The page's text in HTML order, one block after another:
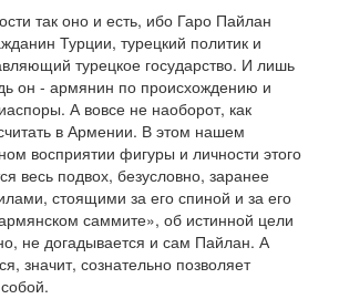
так оно и есть, ибо Гаро Пайлан
Турции, турецкий политик и
турецкое государство. И лишь
он - армянин по происхождению и
А вовсе не наоборот, как
в Армении. В этом нашем
восприятии фигуры и личности этого
весь подвох, безусловно, заранее
стоящими за его спиной и за его
саммите», об истинной цели
не догадывается и сам Пайлан. А
значит, сознательно позволяет